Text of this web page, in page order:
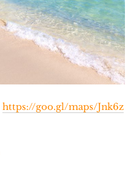
https://goo.gl/maps/Jnk6z